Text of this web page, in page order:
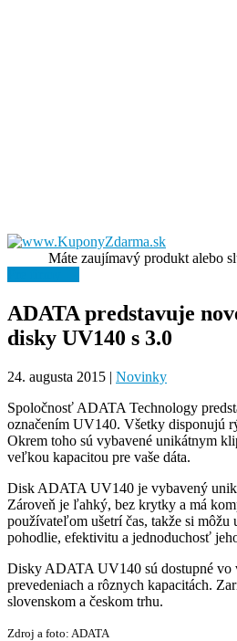
Máte zaujímavý produkt alebo
ADATA predstavuje
disky UV140 s 3.0
24. augusta 2015 | Novinky
Spoločnosť ADATA Technology
označením UV140. Všetky disponujú
Okrem toho sú vybavené unikátnym
veľkou kapacitou pre vaše dáta.
Disk ADATA UV140 je vybavený
Zároveň je ľahký, bez krytky a má
používateľom ušetrí čas, takže si môžu
pohodlie, efektivitu a jednoduchosť
Disky ADATA UV140 sú dostupné vo
prevedeniach a rôznych kapacitách.
slovenskom a českom trhu.
Zdroj a foto: ADATA